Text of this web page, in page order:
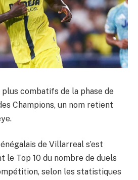
combatifs de la phase de
Champions, un nom retient
de Villarreal s’est
le Top 10 du nombre de duels
selon les statistiques